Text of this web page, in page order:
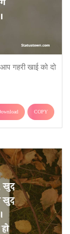
गहरी खाई को दो
COPY